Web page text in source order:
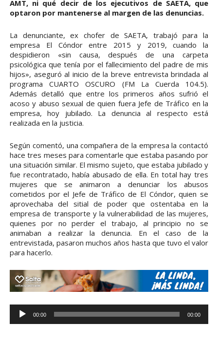
AMT, ni qué decir de los ejecutivos de SAETA, que
optaron por mantenerse al margen de las denuncias.
La denunciante, ex chofer de SAETA, trabajó para la
empresa El Cóndor entre 2015 y 2019, cuando la
despidieron «sin causa, después de una carpeta
psicológica que tenía por el fallecimiento del padre de mis
hijos», aseguró al inicio de la breve entrevista brindada al
programa CUARTO OSCURO (FM La Cuerda 104.5).
Además detalló que entre los primeros años sufrió el
acoso y abuso sexual de quien fuera Jefe de Tráfico en la
empresa, hoy jubilado. La denuncia al respecto está
realizada en la justicia.
Según comentó, una compañera de la empresa la contactó
hace tres meses para comentarle que estaba pasando por
una situación similar. El mismo sujeto, que estaba jubilado y
fue recontratado, había abusado de ella. En total hay tres
mujeres que se animaron a denunciar los abusos
cometidos por el Jefe de Tráfico de El Cóndor, quien se
aprovechaba del sitial de poder que ostentaba en la
empresa de transporte y la vulnerabilidad de las mujeres,
quienes por no perder el trabajo, al principio no se
animaban a realizar la denuncia. En el caso de la
entrevistada, pasaron muchos años hasta que tuvo el valor
para hacerlo.
e
00:00 00:00